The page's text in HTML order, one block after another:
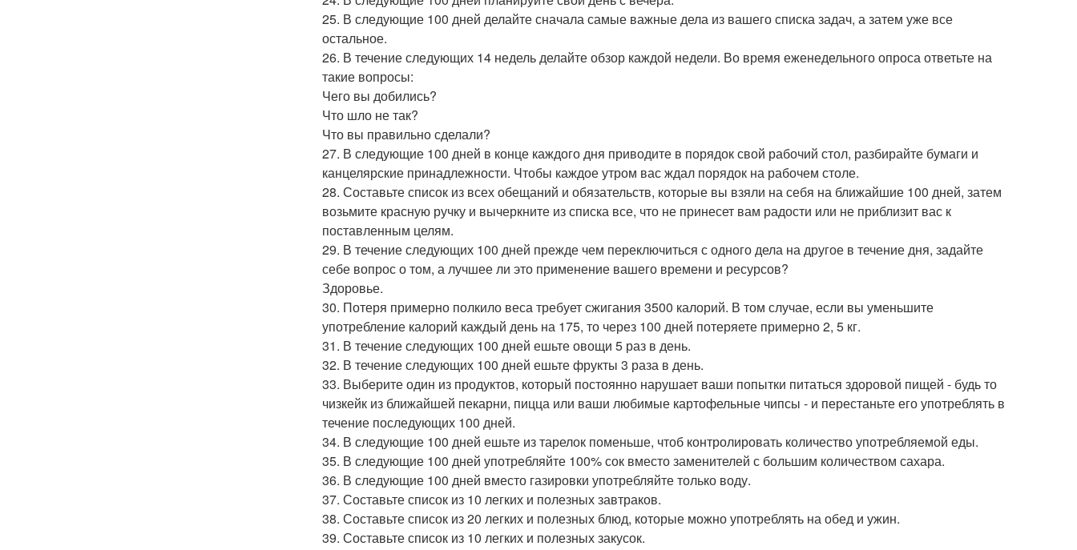
25. В следующие 100 дней делайте сначала самые важные дела из вашего списка задач, а затем уже все
остальное.
26. В течение следующих 14 недель делайте обзор каждой недели. Во время еженедельного опроса ответьте на
такие вопросы:
Чего вы добились?
Что шло не так?
Что вы правильно сделали?
27. В следующие 100 дней в конце каждого дня приводите в порядок свой рабочий стол, разбирайте бумаги и
канцелярские принадлежности. Чтобы каждое утром вас ждал порядок на рабочем столе.
28. Составьте список из всех обещаний и обязательств, которые вы взяли на себя на ближайшие 100 дней, затем
возьмите красную ручку и вычеркните из списка все, что не принесет вам радости или не приблизит вас к
поставленным целям.
29. В течение следующих 100 дней прежде чем переключиться с одного дела на другое в течение дня, задайте
себе вопрос о том, а лучшее ли это применение вашего времени и ресурсов?
Здоровье.
30. Потеря примерно полкило веса требует сжигания 3500 калорий. В том случае, если вы уменьшите
употребление калорий каждый день на 175, то через 100 дней потеряете примерно 2, 5 кг.
31. В течение следующих 100 дней ешьте овощи 5 раз в день.
32. В течение следующих 100 дней ешьте фрукты 3 раза в день.
33. Выберите один из продуктов, который постоянно нарушает ваши попытки питаться здоровой пищей - будь то
чизкейк из ближайшей пекарни, пицца или ваши любимые картофельные чипсы - и перестаньте его употреблять в
течение последующих 100 дней.
34. В следующие 100 дней ешьте из тарелок поменьше, чтоб контролировать количество употребляемой еды.
35. В следующие 100 дней употребляйте 100% сок вместо заменителей с большим количеством сахара.
36. В следующие 100 дней вместо газировки употребляйте только воду.
37. Составьте список из 10 легких и полезных завтраков.
38. Составьте список из 20 легких и полезных блюд, которые можно употреблять на обед и ужин.
39. Составьте список из 10 легких и полезных закусок.